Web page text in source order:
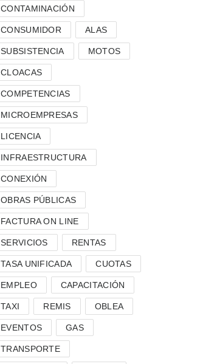
CONTAMINACIÓN
CONSUMIDOR ALAS
SUBSISTENCIA MOTOS
CLOACAS
COMPETENCIAS
MICROEMPRESAS
LICENCIA
INFRAESTRUCTURA
CONEXIÓN
OBRAS PÚBLICAS
FACTURA ON LINE
SERVICIOS RENTAS
TASA UNIFICADA CUOTAS
EMPLEO CAPACITACIÓN
TAXI REMIS OBLEA
EVENTOS GAS
TRANSPORTE